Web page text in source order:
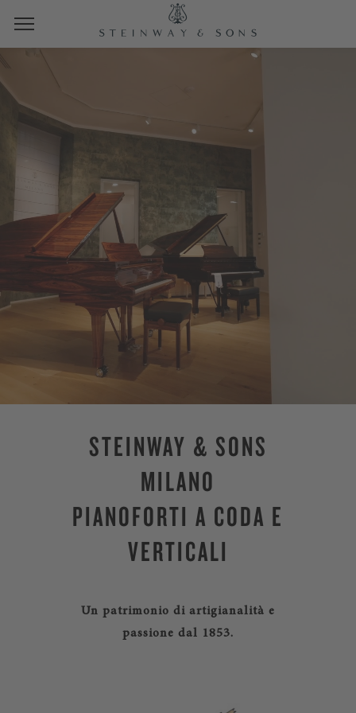
STEINWAY & SONS
MILANO
PIANOFORTI A CODA E
VERTICALI
Un patrimonio di artigianalità e
passione dal 1853.